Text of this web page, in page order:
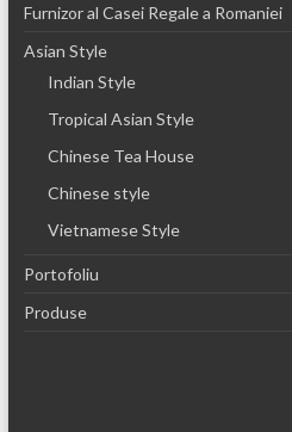
Furnizor al Casei Regale a Romaniei
Asian Style
Indian Style
Tropical Asian Style
Chinese Tea House
Chinese style
Vietnamese Style
Portofoliu
Produse